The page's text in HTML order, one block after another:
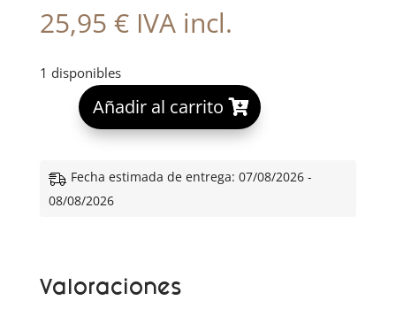
25,95 € IVA incl.
1 disponibles
Añadir al carrito
A
e
Fecha estimada de entrega: 07/08/2026 -
08/08/2026
Valoraciones